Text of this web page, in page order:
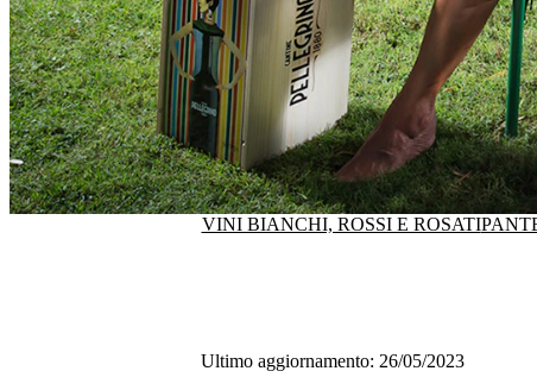
VINI BIANCHI, ROSSI E ROSATI
Ultimo aggiornamento: 26/05/2023